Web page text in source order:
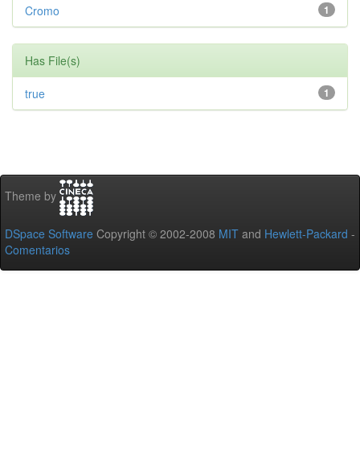
1
Cromo
Has File(s)
1
true
Theme by
DSpace Software Copyright © 2002-2008 MIT and Hewlett-Packard -
Comentarios